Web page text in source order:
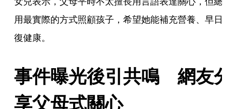
用最實際的方式照顧孩子，希望她能補充營養、早日
復健康。
事件曝光後引共鳴　網友
享父母式關心